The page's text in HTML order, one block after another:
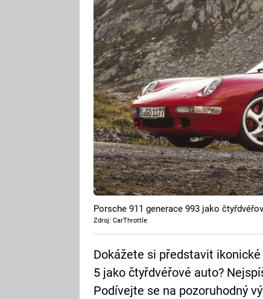
Porsche 911 generace 993 jako
Zdroj: CarThrottle
Dokážete si představit
5 jako čtyřdvéřové auto?
Podívejte se na pozoruhodný